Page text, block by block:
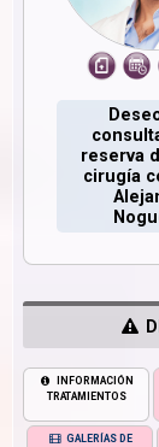
reserva
cirugía
INFORMACIÓN
TRATAMIENTOS
GALERÍAS DE